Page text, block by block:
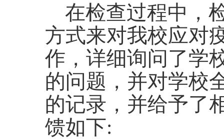
在检查过程中，
方式来对我校应对
作，详细询问了学
的问题，并对学校
的记录，并给予了
馈如下: